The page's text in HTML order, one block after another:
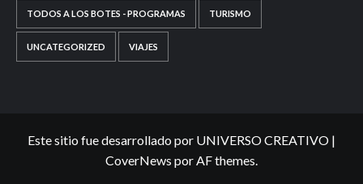
TODOS A LOS BOTES - PROGRAMAS TURISMO
UNCATEGORIZED VIAJES
Este sitio fue desarrollado por UNIVERSO CREATIVO |
CoverNews por AF themes.